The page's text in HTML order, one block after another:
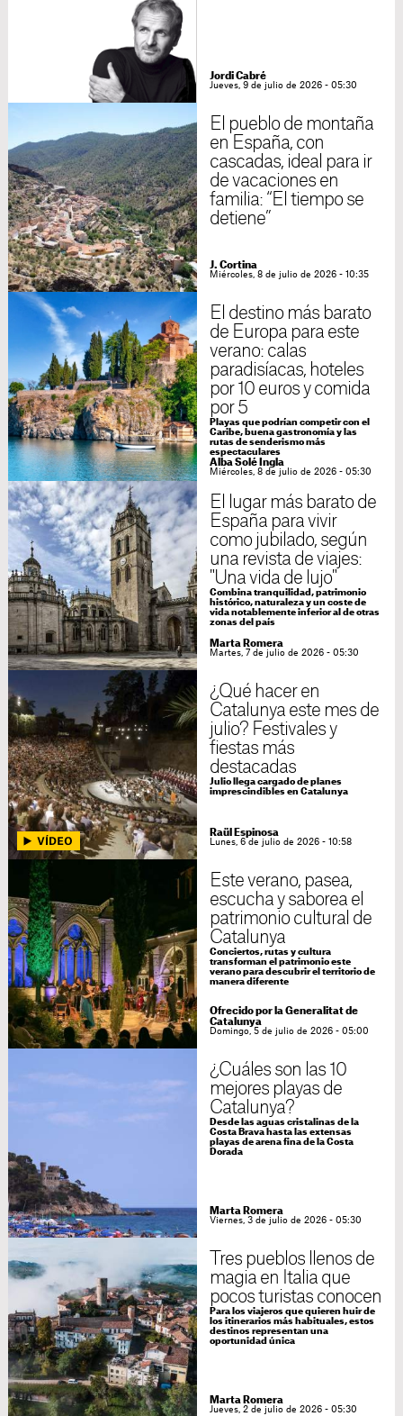
Jordi Cabré
Jueves, 9 de julio de 2026 - 05:30
El pueblo de montaña
en España, con
cascadas, ideal para ir
de vacaciones en
familia: “El tiempo se
detiene”
J. Cortina
Miércoles, 8 de julio de 2026 - 10:35
El destino más barato
de Europa para este
verano: calas
paradisíacas, hoteles
por 10 euros y comida
por 5
Playas que podrían competir con el
Caribe, buena gastronomía y las
rutas de senderismo más
espectaculares
Alba Solé Ingla
Miércoles, 8 de julio de 2026 - 05:30
El lugar más barato de
España para vivir
como jubilado, según
una revista de viajes:
"Una vida de lujo"
Combina tranquilidad, patrimonio
histórico, naturaleza y un coste de
vida notablemente inferior al de otras
zonas del país
Marta Romera
Martes, 7 de julio de 2026 - 05:30
¿Qué hacer en
Catalunya este mes de
julio? Festivales y
fiestas más
destacadas
Julio llega cargado de planes
imprescindibles en Catalunya
Raül Espinosa
Lunes, 6 de julio de 2026 - 10:58
Este verano, pasea,
escucha y saborea el
patrimonio cultural de
Catalunya
Conciertos, rutas y cultura
transforman el patrimonio este
verano para descubrir el territorio de
manera diferente
Ofrecido por la Generalitat de
Catalunya
Domingo, 5 de julio de 2026 - 05:00
¿Cuáles son las 10
mejores playas de
Catalunya?
Desde las aguas cristalinas de la
Costa Brava hasta las extensas
playas de arena fina de la Costa
Dorada
Marta Romera
Viernes, 3 de julio de 2026 - 05:30
Tres pueblos llenos de
magia en Italia que
pocos turistas conocen
Para los viajeros que quieren huir de
los itinerarios más habituales, estos
destinos representan una
oportunidad única
Marta Romera
Jueves, 2 de julio de 2026 - 05:30